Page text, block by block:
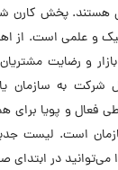
هستند. پخش کارن
و علمی است. از
و رضایت
شرکت به سازمان
فعال و پویا برای
است. لیست
در ابتدای